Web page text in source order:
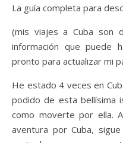
La guía completa para
(mis viajes a Cuba son
información que puede
pronto para actualizar mi
He estado 4 veces en
podido de esta bellísima
como moverte por ella.
aventura por Cuba,